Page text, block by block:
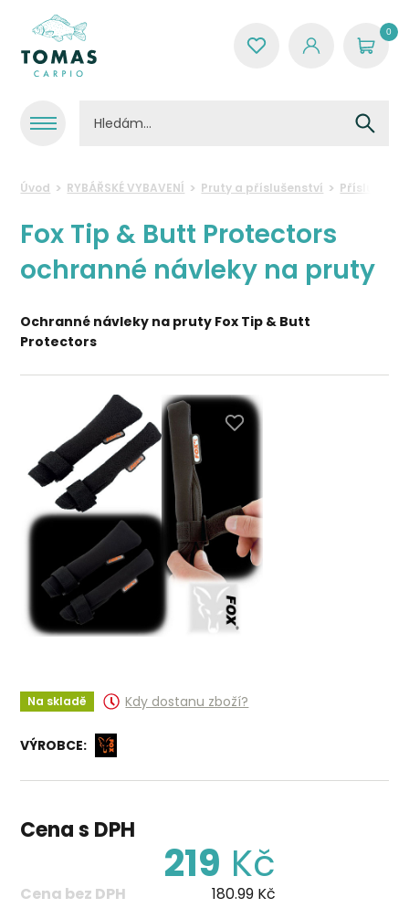
0
Úvod RYBÁŘSKÉ VYBAVENÍ Pruty a příslušenství
Fox Tip & Butt Protectors
ochranné návleky na pruty
Ochranné návleky na pruty Fox Tip & Butt
Protectors
Na skladě Kdy dostanu zboží?
VÝROBCE:
Cena s DPH
219 Kč
Cena bez DPH 180.99 Kč